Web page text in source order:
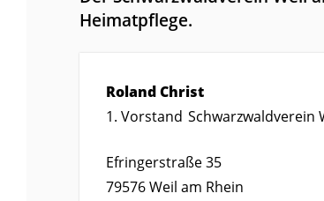
1. Vorstand
RolandChrist
Schwarzwaldverein
Efringerstraße 35
79576Weil am Rhein
Heimatpflege.